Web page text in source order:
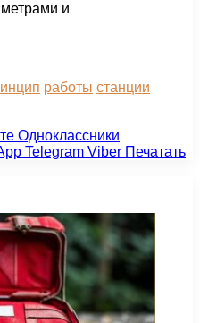
и
работы станции
Одноклассники
Telegram Viber Печатать